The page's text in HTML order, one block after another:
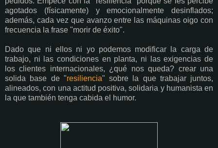
agotados (físicamente) y emocionalmente desinflados;
además, cada vez que avanzo entre las máquinas oigo con
frecuencia la frase "morir de éxito".
Dado que ni ellos ni yo podemos modificar la carga de
trabajo, ni las condiciones en planta, ni las exigencias de
los clientes internacionales, ¿qué nos queda? crear una
solida base de "resiliencia" sobre la que trabajar juntos,
alineados, con una actitud positiva, solidaria y humanista en
la que también tenga cabida el humor.